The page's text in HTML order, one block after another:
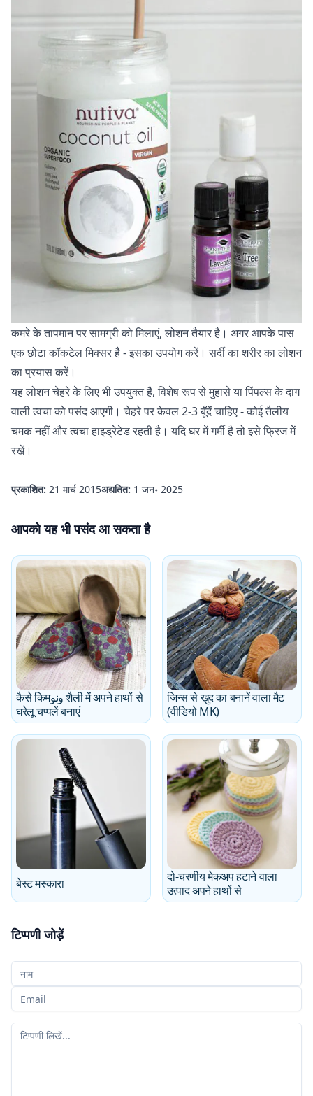
कमरे के तापमान पर सामग्री को मिलाएं, लोशन तैयार है। अगर आपके पास
एक छोटा कॉकटेल मिक्सर है - इसका उपयोग करें।सर्दी का शरीर का लोशन
का प्रयास करें।
यह लोशन चेहरे के लिए भी उपयुक्त है, विशेष रूप से मुहासे या पिंपल्स के दाग
वाली त्वचा को पसंद आएगी। चेहरे पर केवल 2-3 बूँदें चाहिए - कोई तैलीय
चमक नहीं और त्वचा हाइड्रेटेड रहती है। यदि घर में गर्मी है तो इसे फ्रिज में
रखें।
प्रकाशित: 21 मार्च 2015अद्यतित: 1 जन॰ 2025
आपको यह भी पसंद आ सकता है
कैसे किमونو शैली में अपने हाथों से
घरेलू चप्पलें बनाएं
जिन्स से खुद का बनानें वाला मैट
(वीडियो MK)
बेस्ट मस्कारा
दो-चरणीय मेकअप हटाने वाला
उत्पाद अपने हाथों से
टिप्पणी जोड़ें
आपका नाम
आपका ईमेल
आपकी टिप्पणी